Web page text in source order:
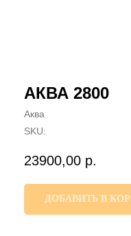
АКВА 2800
Аква
SKU:
23900,00 р.
ДОБАВИТЬ В